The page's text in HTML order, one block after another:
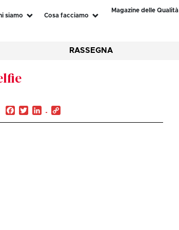
siamo Cosa facciamo
Magazine delle Qualità
RASSEGNA
Facebook
TwitterLinkedIn